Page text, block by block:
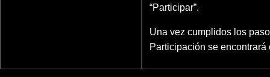
“Participar”.
Una vez cumplidos los
Participación se encontrará